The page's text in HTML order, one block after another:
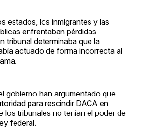
estados, los inmigrantes y las
enfrentaban pérdidas
tribunal determinaba que la
actuado de forma incorrecta al
gobierno han argumentado que
para rescindir DACA en
los tribunales no tenían el poder de
federal.